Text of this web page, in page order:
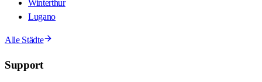
Winterthur
Lugano
Alle Städte
Support